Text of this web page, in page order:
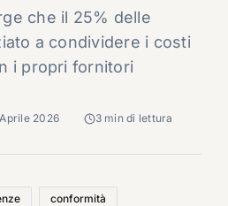
che il 25% delle
a condividere i costi
i propri fornitori
2026 3 min di lettura
conformità